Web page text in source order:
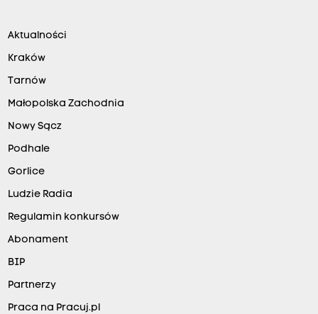
Aktualności
Kraków
Tarnów
Małopolska Zachodnia
Nowy Sącz
Podhale
Gorlice
Ludzie Radia
Regulamin konkursów
Abonament
BIP
Partnerzy
Praca na Pracuj.pl